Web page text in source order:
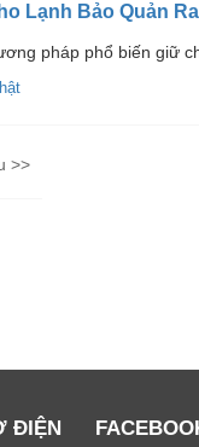
Lạnh Bảo Quản
pháp phổ biến giữ
>>
ĐIỆN